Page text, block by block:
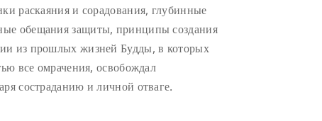
раскаяния и сорадования, глубинные
обещания защиты, принципы создания
из прошлых жизней Будды, в которых
все омрачения, освобождал
состраданию и личной отваге.